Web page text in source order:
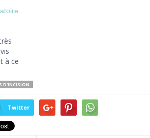
il
les
été
à ce
que
ce
D'INCISION
Twitter